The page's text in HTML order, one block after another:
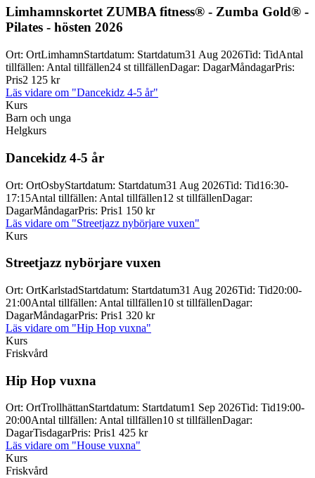
Limhamnskortet ZUMBA fitness® - Zumba Gold® -
Pilates - hösten 2026
Ort: OrtLimhamnStartdatum: Startdatum31 Aug 2026Tid: TidAntal
tillfällen: Antal tillfällen24 st tillfällenDagar: DagarMåndagarPris:
Pris2 125 kr
Läs vidare om "Dancekidz 4-5 år"
Kurs
Barn och unga
Helgkurs
Dancekidz 4-5 år
Ort: OrtOsbyStartdatum: Startdatum31 Aug 2026Tid: Tid16:30-
17:15Antal tillfällen: Antal tillfällen12 st tillfällenDagar:
DagarMåndagarPris: Pris1 150 kr
Läs vidare om "Streetjazz nybörjare vuxen"
Kurs
Streetjazz nybörjare vuxen
Ort: OrtKarlstadStartdatum: Startdatum31 Aug 2026Tid: Tid20:00-
21:00Antal tillfällen: Antal tillfällen10 st tillfällenDagar:
DagarMåndagarPris: Pris1 320 kr
Läs vidare om "Hip Hop vuxna"
Kurs
Friskvård
Hip Hop vuxna
Ort: OrtTrollhättanStartdatum: Startdatum1 Sep 2026Tid: Tid19:00-
20:00Antal tillfällen: Antal tillfällen10 st tillfällenDagar:
DagarTisdagarPris: Pris1 425 kr
Läs vidare om "House vuxna"
Kurs
Friskvård